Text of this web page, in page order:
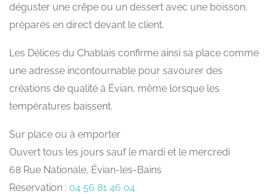
déguster une crêpe ou un dessert avec une boisson,
préparés en direct devant le client.
Les Délices du Chablais confirme ainsi sa place comme
une adresse incontournable pour savourer des
créations de qualité à Évian, même lorsque les
températures baissent.
Sur place ou à emporter
Ouvert tous les jours sauf le mardi et le mercredi
68 Rue Nationale, Évian-les-Bains
Réservation : 04 56 81 46 04